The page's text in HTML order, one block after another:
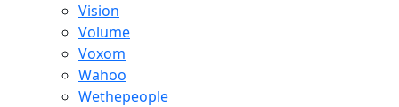
Vision
Volume
Voxom
Wahoo
Wethepeople